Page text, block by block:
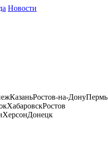
Новости
КазаньРостов-на-ДонуПермь
ХабаровскРостов
ХерсонДонецк